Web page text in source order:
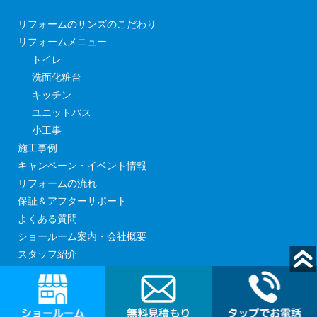
リフォームのサンズのこだわり
リフォームメニュー
トイレ
洗面化粧台
キッチン
ユニットバス
小工事
施工事例
キャンペーン・イベント情報
リフォームの流れ
保証＆アフターサポート
よくある質問
ショールーム案内・会社概要
スタッフ紹介
現場日記
見積依頼・お問い合わせ
ショールームご来店予約